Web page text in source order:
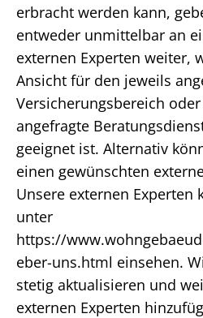
erbracht werden kann,
entweder unmittelbar an
externen Experten weiter,
Ansicht für den jeweils
Versicherungsbereich
angefragte
geeignet ist. Alternativ
einen gewünschten
Unsere externen Experten
unter
https://
eber-uns.html einsehen.
stetig aktualisieren und
externen Experten